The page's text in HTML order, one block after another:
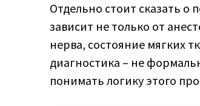
Отдельно стоит сказать о
зависит не только от
нерва, состояние мягких
диагностика – не
понимать логику этого